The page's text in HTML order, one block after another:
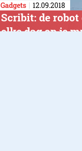
Gadgets 12.09.2018
Scribit: de robot
elke dag op je